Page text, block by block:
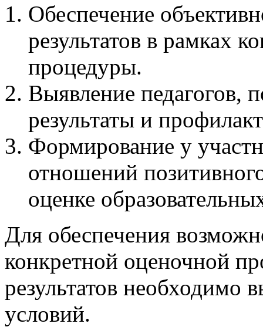
Обеспечение
результатов в рамках
процедуры.
Выявление педагогов,
результаты и
Формирование у
отношений
оценке
Для обеспечения
конкретной оценочной
результатов необходимо
условий.